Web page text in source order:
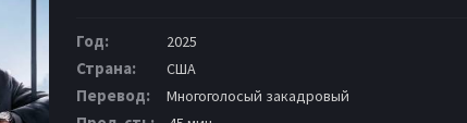
Год: 2025
Страна: США
Перевод: Многоголосый закадровый